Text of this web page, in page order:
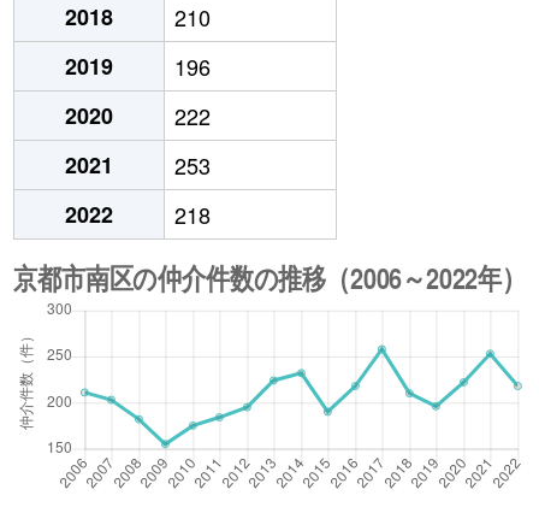
2018
210
2019
196
2020
222
2021
253
2022
218